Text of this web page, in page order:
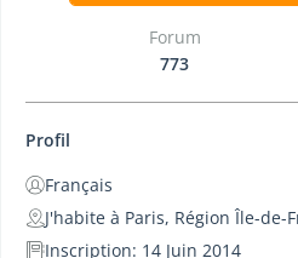
Forum
773
Profil
Français
J'habite à Paris, Région Île-de-
Inscription: 14 Juin 2014